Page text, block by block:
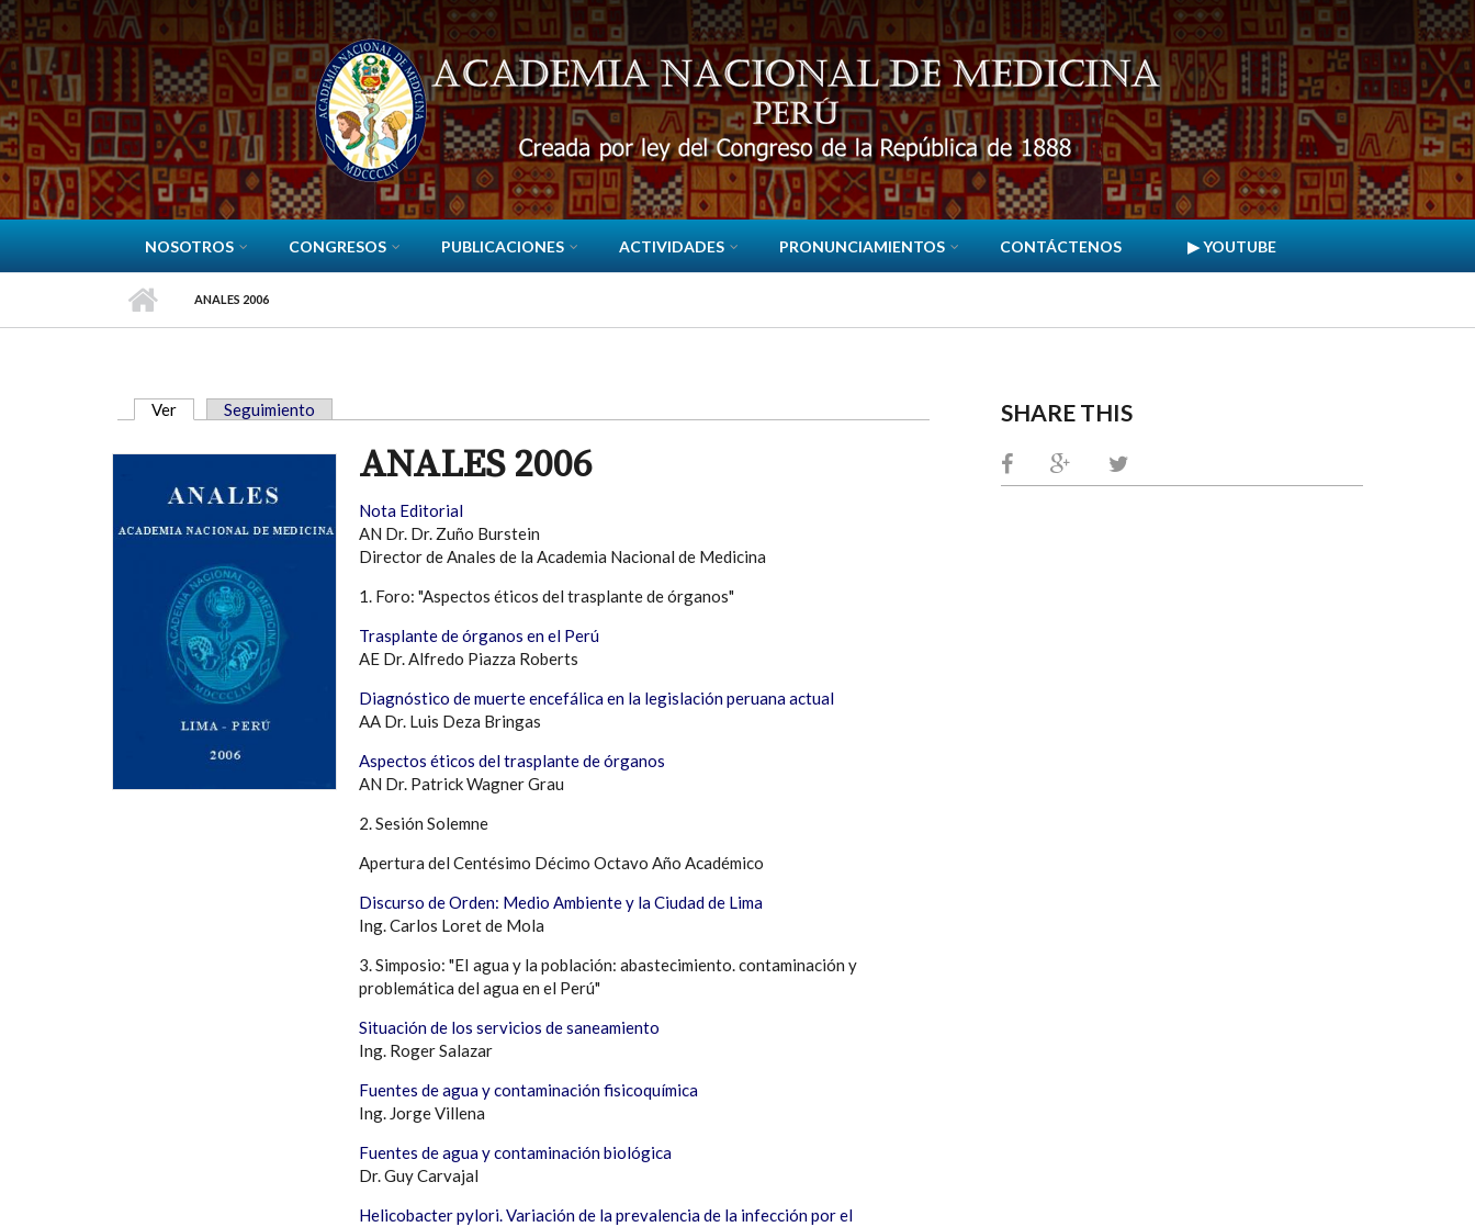
Pasar al contenido principal
NOSOTROS CONGRESOS PUBLICACIONES ACTIVIDADES PRONUNCIAMIENTOS CONTÁCTENOS ▶ YOUTUBE
ANALES 2006
SOLAPAS PRINCIPALES
Ver (solapa activa)
Seguimiento
ANALES 2006
Nota Editorial
AN Dr. Dr. Zuño Burstein
Director de Anales de la Academia Nacional de Medicina
1. Foro: "Aspectos éticos del trasplante de órganos"
Trasplante de órganos en el Perú
AE Dr. Alfredo Piazza Roberts
Diagnóstico de muerte encefálica en la legislación peruana actual
AA Dr. Luis Deza Bringas
Aspectos éticos del trasplante de órganos
AN Dr. Patrick Wagner Grau
2. Sesión Solemne
Apertura del Centésimo Décimo Octavo Año Académico
Discurso de Orden: Medio Ambiente y la Ciudad de Lima
Ing. Carlos Loret de Mola
3. Simposio: "EI agua y la población: abastecimiento. contaminación y
problemática del agua en el Perú"
Situación de los servicios de saneamiento
Ing. Roger Salazar
Fuentes de agua y contaminación fisicoquímica
Ing. Jorge Villena
Fuentes de agua y contaminación biológica
Dr. Guy Carvajal
Helicobacter pylori. Variación de la prevalencia de la infección por el
SHARE THIS